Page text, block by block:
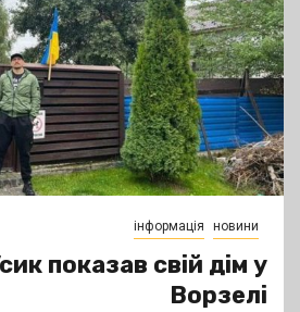
інформація новини
показав свій дім у
Ворзелі